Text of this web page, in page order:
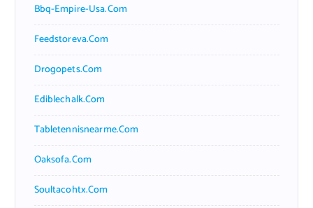
Bbq-Empire-Usa.com
Feedstoreva.com
Drogopets.com
Ediblechalk.com
Tabletennisnearme.com
Oaksofa.com
Soultacohtx.com